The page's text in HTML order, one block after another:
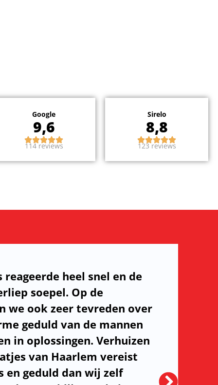
Google
9,6
114 reviews
Sirelo
8,8
123 reviews
reageerde heel snel en de
soepel. Op de
we ook zeer tevreden over
geduld van de mannen
in oplossingen. Verhuizen
van Haarlem vereist
en geduld dan wij zelf